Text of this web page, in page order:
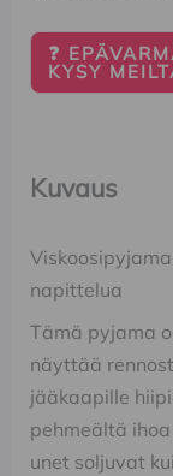
❓
KYSY
Kuvaus
napittelua
Tämä pyjama
näyttää
jääkaapille
pehmeältä
unet soljuvat